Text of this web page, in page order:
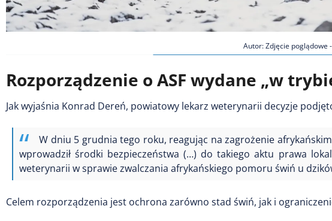
Autor: Zdjęcie poglądowe
Rozporządzenie o ASF wydane „w
Jak wyjaśnia Konrad Dereń, powiatowy lekarz weterynarii decyzje
W dniu 5 grudnia tego roku, reagując na zagrożenie
wprowadził środki bezpieczeństwa (…) do takiego aktu prawa
weterynarii w sprawie zwalczania afrykańskiego pomoru świń u
Celem rozporządzenia jest ochrona zarówno stad świń, jak i